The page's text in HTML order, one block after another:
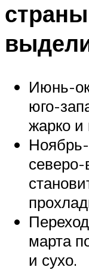
Июнь-
юго-
жарко и
северо-
марта
и сухо.